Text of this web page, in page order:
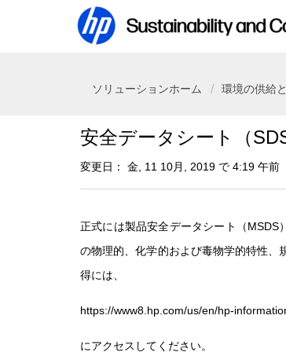
ソリューションホーム 環境の供給
安全データシート（SDS
変更日： 金, 11 10月, 2019 で 4:19 午前
正式には製品安全データシート（MSDS
の物理的、化学的および毒物学的特性、
得には、
https://www8.hp.com/us/en/hp-
にアクセスしてください。